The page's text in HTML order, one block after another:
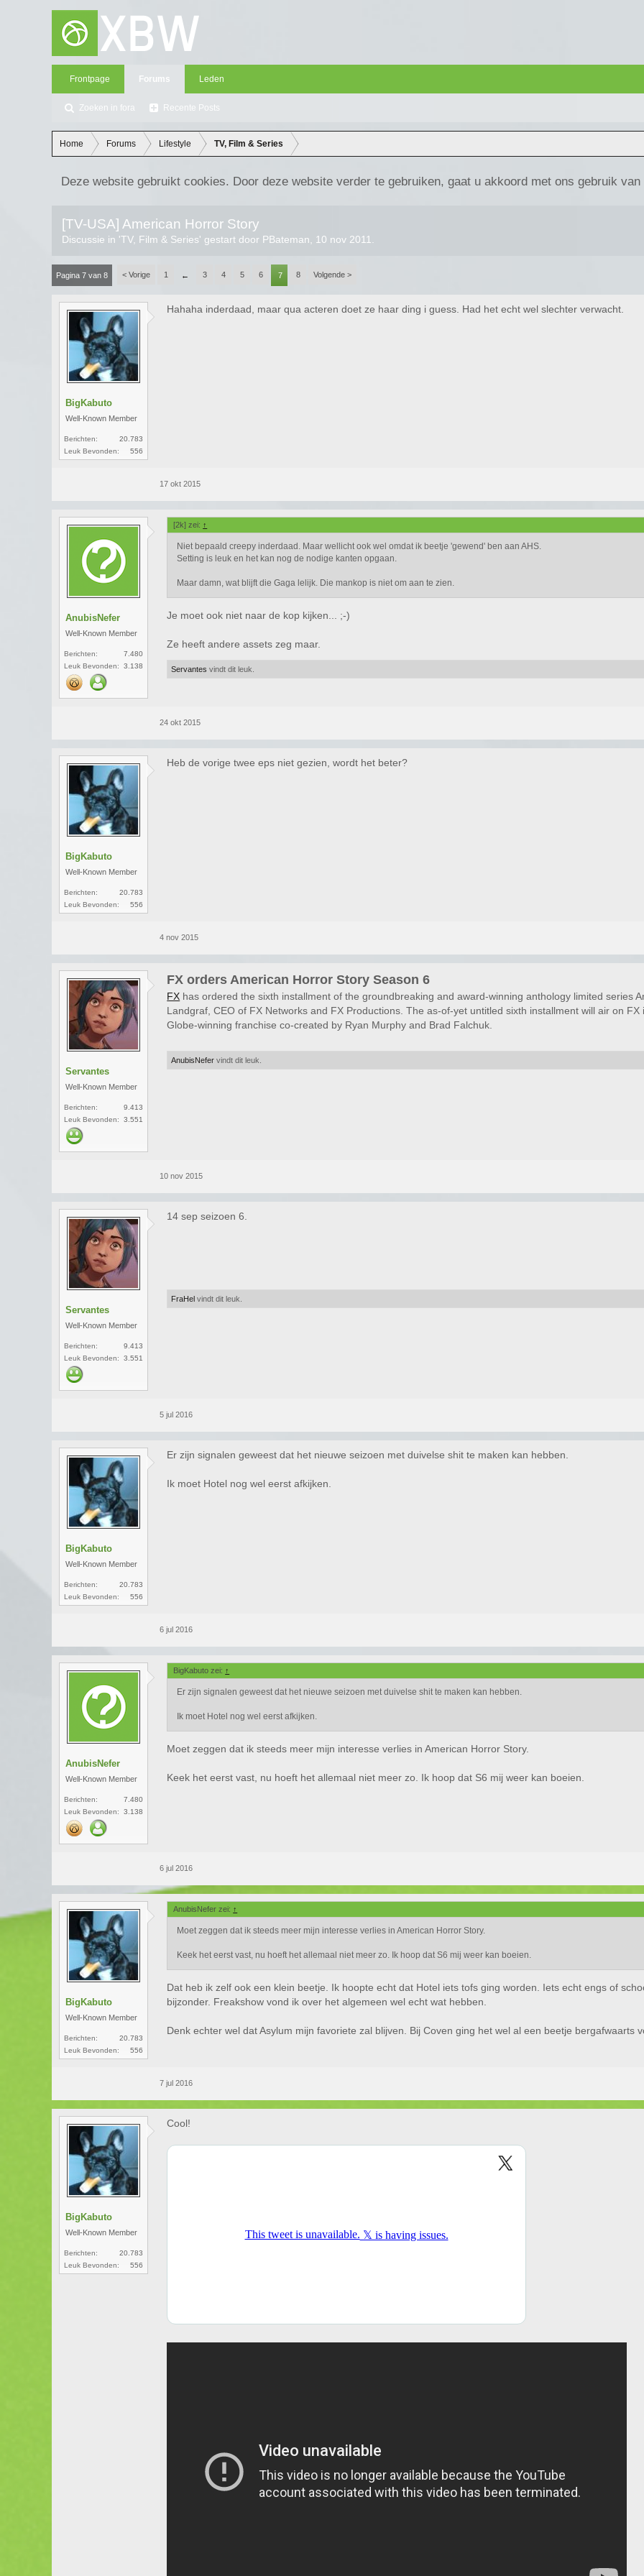
Frontpage Forums
Zoeken in fora Recente Posts
Leden
Home Forums Lifestyle TV, Film & Series
Deze website gebruikt cookies. Door deze website verder te gebruiken, gaat u akkoord met ons gebruik
[TV-USA] American Horror Story
Discussie in 'TV, Film & Series' gestart door PBateman 10 nov 2011
Pagina 7 van 8 < Vorige 1 ← 3 4 5 6 7 8 Volgende >
BigKabuto
Well-Known Member
Berichten:
20.783
Leuk Bevonden:
556
Hahaha inderdaad, maar qua acteren doet ze haar ding i guess. Had het echt wel slechter verwacht.
17 okt 2015
AnubisNefer
Well-Known Member
Berichten:
7.480
Leuk Bevonden:
3.138
[2k] zei: ↑
Niet bepaald creepy inderdaad. Maar wellicht ook wel omdat ik beetje 'gewend' ben aan AHS.
Setting is leuk en het kan nog de nodige kanten opgaan.
Maar damn, wat blijft die Gaga lelijk. Die mankop is niet om aan te zien.
Je moet ook niet naar de kop kijken... ;-)
Ze heeft andere assets zeg maar.
24 okt 2015
Servantes vindt dit leuk.
BigKabuto
Well-Known Member
Berichten:
20.783
Leuk Bevonden:
556
Heb de vorige twee eps niet gezien, wordt het beter?
4 nov 2015
Servantes
Well-Known Member
Berichten:
9.413
Leuk Bevonden:
3.551
FX orders American Horror Story Season 6
FX has ordered the sixth installment of the groundbreaking and award-winning anthology limited series
Landgraf, CEO of FX Networks and FX Productions. The as-of-yet untitled sixth installment will air on
Globe-winning franchise co-created by Ryan Murphy and Brad Falchuk.
10 nov 2015
AnubisNefer vindt dit leuk.
Servantes
Well-Known Member
Berichten:
9.413
Leuk Bevonden:
3.551
14 sep seizoen 6.
5 jul 2016
FraHel vindt dit leuk.
BigKabuto
Well-Known Member
Berichten:
20.783
Leuk Bevonden:
556
Er zijn signalen geweest dat het nieuwe seizoen met duivelse shit te maken kan hebben.
Ik moet Hotel nog wel eerst afkijken.
6 jul 2016
AnubisNefer
Well-Known Member
Berichten:
7.480
Leuk Bevonden:
3.138
BigKabuto zei: ↑
Er zijn signalen geweest dat het nieuwe seizoen met duivelse shit te maken kan hebben.
Ik moet Hotel nog wel eerst afkijken.
Moet zeggen dat ik steeds meer mijn interesse verlies in American Horror Story.
Keek het eerst vast, nu hoeft het allemaal niet meer zo. Ik hoop dat S6 mij weer kan boeien.
6 jul 2016
BigKabuto
Well-Known Member
Berichten:
20.783
Leuk Bevonden:
556
AnubisNefer zei: ↑
Moet zeggen dat ik steeds meer mijn interesse verlies in American Horror Story.
Keek het eerst vast, nu hoeft het allemaal niet meer zo. Ik hoop dat S6 mij weer kan boeien.
Dat heb ik zelf ook een klein beetje. Ik hoopte echt dat Hotel iets tofs ging worden. Iets echt engs of
bijzonder. Freakshow vond ik over het algemeen wel echt wat hebben.
Denk echter wel dat Asylum mijn favoriete zal blijven. Bij Coven ging het wel al een beetje bergafwaarts
7 jul 2016
BigKabuto
Well-Known Member
Berichten:
20.783
Leuk Bevonden:
556
Cool!